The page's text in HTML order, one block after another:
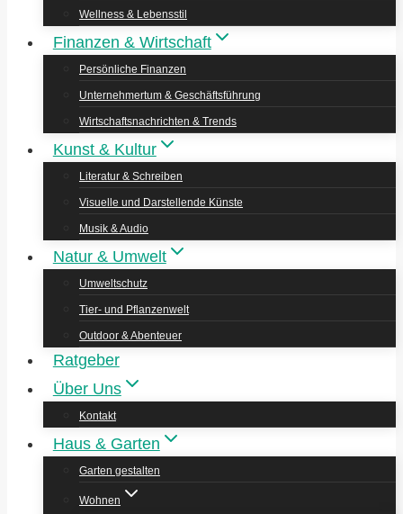
Wellness & Lebensstil
Finanzen & Wirtschaft
Persönliche Finanzen
Unternehmertum & Geschäftsführung
Wirtschaftsnachrichten & Trends
Kunst & Kultur
Literatur & Schreiben
Visuelle und Darstellende Künste
Musik & Audio
Natur & Umwelt
Umweltschutz
Tier- und Pflanzenwelt
Outdoor & Abenteuer
Ratgeber
Über Uns
Kontakt
Haus & Garten
Garten gestalten
Wohnen